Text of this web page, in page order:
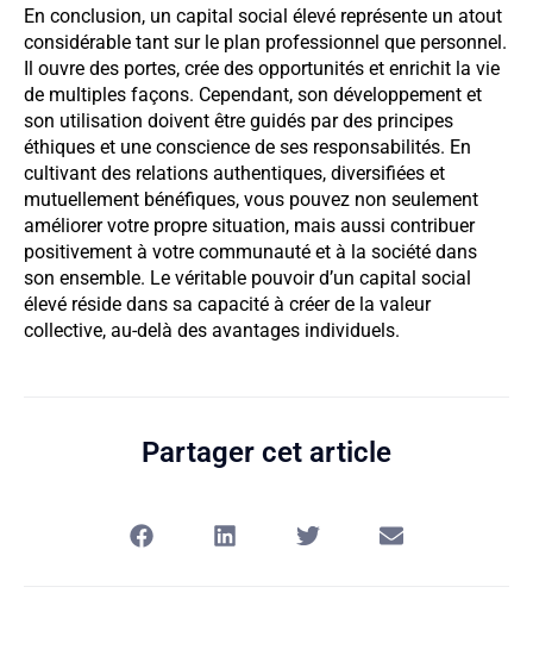
En conclusion, un capital social élevé représente un atout
considérable tant sur le plan professionnel que personnel.
Il ouvre des portes, crée des opportunités et enrichit la vie
de multiples façons. Cependant, son développement et
son utilisation doivent être guidés par des principes
éthiques et une conscience de ses responsabilités. En
cultivant des relations authentiques, diversifiées et
mutuellement bénéfiques, vous pouvez non seulement
améliorer votre propre situation, mais aussi contribuer
positivement à votre communauté et à la société dans
son ensemble. Le véritable pouvoir d’un capital social
élevé réside dans sa capacité à créer de la valeur
collective, au-delà des avantages individuels.
Partager cet article